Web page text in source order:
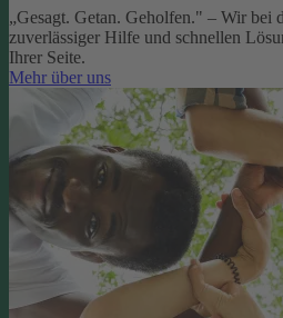
„Gesagt. Getan. Geholfen." – Wir bei
zuverlässiger Hilfe und schnellen
Ihrer Seite.
Mehr über uns